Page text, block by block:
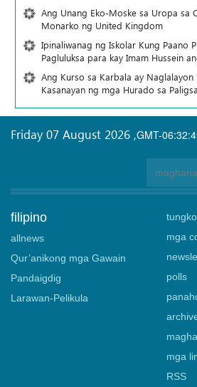
Ang Unang Eko-Moske sa Uropa sa
Monarko ng United Kingdom
Ipinaliwanag ng Iskolar Kung Paano
Pagluluksa para kay Imam Hussein
Ang Kurso sa Karbala ay Naglalayon
Kasanayan ng mga Hurado sa
GMT-
Friday 07 August 2026 ,
filipino
allnews
Qur’anikong mga Gawain
Pandaigdig
Larawan-Pelikula
mga
polls
mga
RSS